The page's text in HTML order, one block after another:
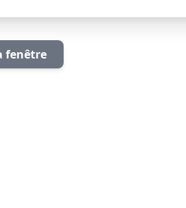
fenêtre